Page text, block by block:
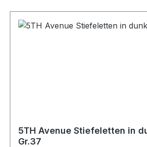
5TH Avenue Stiefeletten in
Gr.37